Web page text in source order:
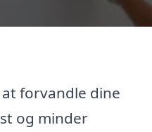
forvandle dine
og minder